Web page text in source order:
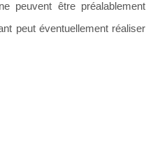
peuvent être préalablement
peut éventuellement réaliser